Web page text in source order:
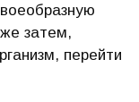
затем,
перейти